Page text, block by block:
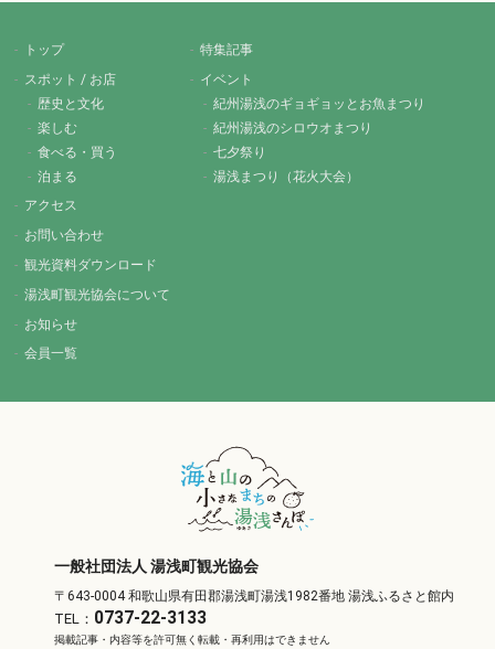
トップ
スポット / お店
歴史と文化
楽しむ
食べる・買う
泊まる
特集記事
イベント
紀州湯浅のギョギョッとお魚まつり
紀州湯浅のシロウオまつり
七夕祭り
湯浅まつり（花火大会）
アクセス
お問い合わせ
観光資料ダウンロード
湯浅町観光協会について
お知らせ
会員一覧
一般社団法人 湯浅町観光協会
〒643-0004 和歌山県有田郡湯浅町湯浅1982番地 湯浅ふるさと館内
TEL： 0737-22-3133
掲載記事・内容等を許可無く転載・再利用はできません